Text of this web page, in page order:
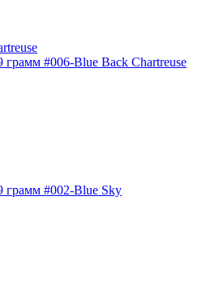
грамм #006-Blue Back Chartreuse
грамм #002-Blue Sky